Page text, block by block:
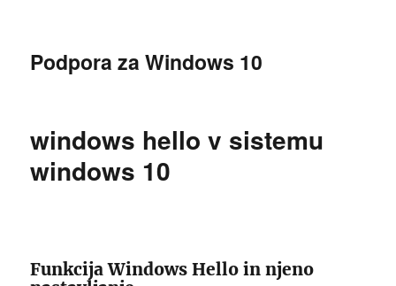
Podpora za Windows 10
windows hello v sistemu
windows 10
Funkcija Windows Hello in njeno